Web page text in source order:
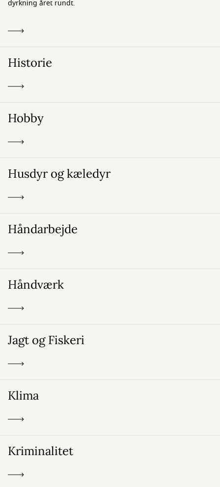
dyrkning året rundt.
Historie
Hobby
Husdyr og kæledyr
Håndarbejde
Håndværk
Jagt og Fiskeri
Klima
Kriminalitet